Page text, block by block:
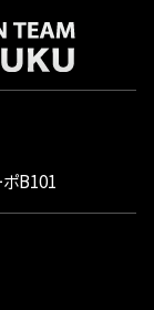
B101